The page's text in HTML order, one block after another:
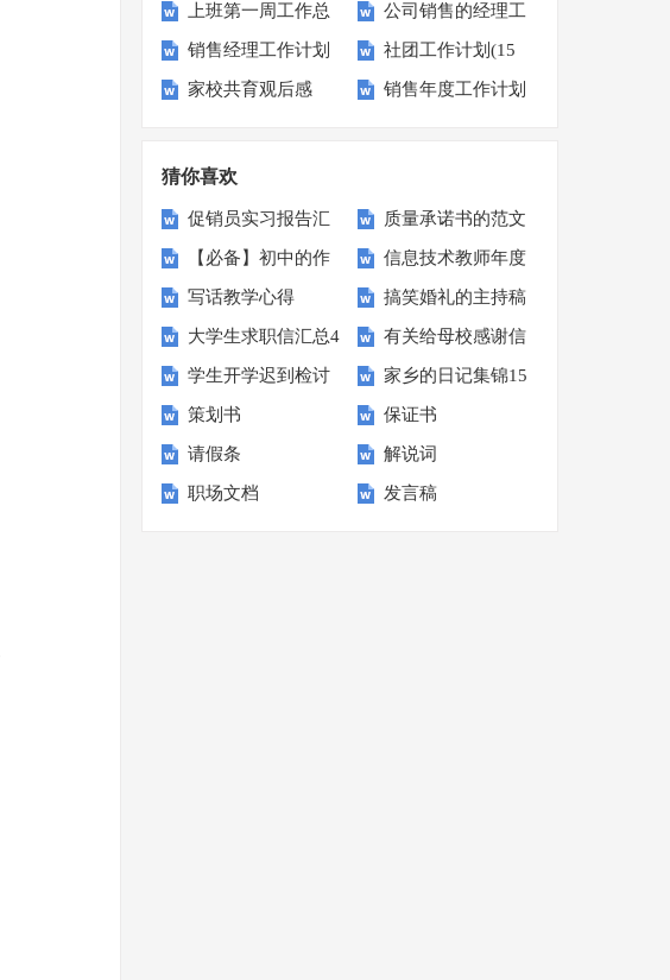
上班第一周工作总
结
公司销售的经理工
作计划
销售经理工作计划
(15篇)
社团工作计划(15
篇)
家校共育观后感 销售年度工作计划
猜你喜欢
促销员实习报告汇
编七篇
质量承诺书的范文
汇编5篇
【必备】初中的作
文300字4篇
信息技术教师年度
工作总结
写话教学心得 搞笑婚礼的主持稿
大学生求职信汇总4
篇
有关给母校感谢信
范文汇总九篇
学生开学迟到检讨
书汇编十篇
家乡的日记集锦15
篇
策划书 保证书
请假条 解说词
职场文档 发言稿